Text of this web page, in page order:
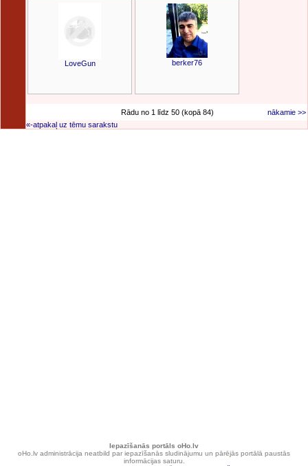
LoveGun berker76
Rādu no 1 līdz 50 (kopā 84)
nākamie >>
«-atpakaļ uz tēmu sarakstu
Iepazīšanās portāls oHo.lv
oHo.lv administrācija neatbild par iepazīšanās sludinājumu un pārējās portālā paustās
informācijas saturu.